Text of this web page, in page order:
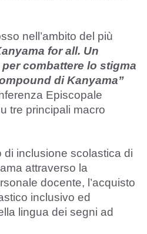
nell’ambito del più
for all. Un
combattere lo stigma
di Kanyama”
Episcopale
tre principali macro
di inclusione scolastica di
attraverso la
docente, l’acquisto
inclusivo ed
lingua dei segni ad